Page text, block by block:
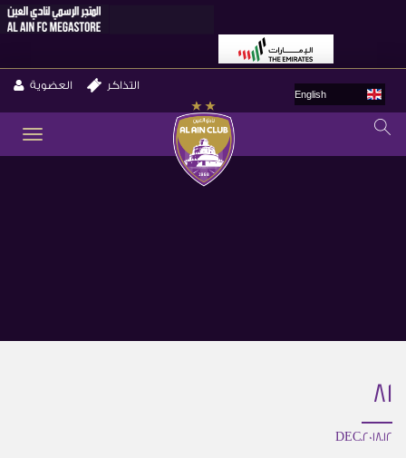
English
التذاكر العضوية
81
12.DEC.2018